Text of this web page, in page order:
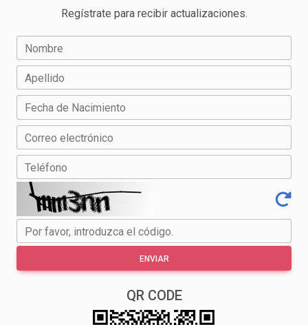
Regístrate para recibir actualizaciones.
Nombre
Apellido
Fecha de Nacimiento
Correo electrónico
Teléfono
Por favor, introduzca el código.
ENVIAR
QR CODE